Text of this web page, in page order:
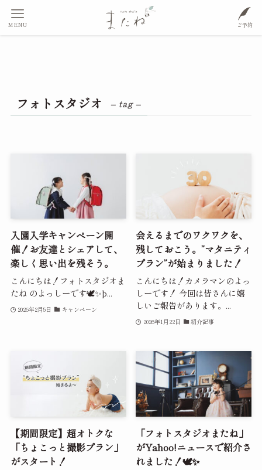
ご予約
MENU
フォトスタジオ – tag –
入園入学キャンペーン開
催！お友達とシェアして、
楽しく思い出を残そう。
こんにちは！フォトスタジオま
たね のよっしーです🕊️✨þ...
2026年2月5日 キャンペーン
会えるまでのワクワクを、
残しておこう。”マタニティ
プラン”が始まりました！
こんにちは！カメラマンのよっ
しーです！ 今回は皆さんに嬉
しいご報告があります。...
2026年1月22日 紹介記事
【期間限定】超オトクな
「ちょこっと撮影プラン」
がスタート！
「フォトスタジオまたね」
がYahoo!ニュースで紹介さ
れました！🕊️✨